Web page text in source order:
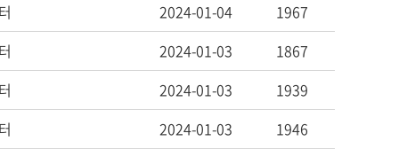
2024-01-04
1967
2024-01-03
1867
2024-01-03
1939
2024-01-03
1946